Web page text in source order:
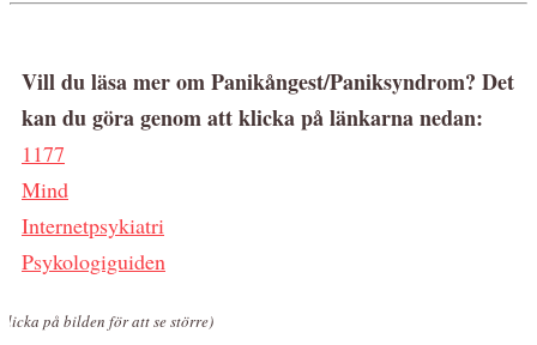
Vill du läsa mer om Panikångest/Paniksyndrom? Det
kan du göra genom att klicka på länkarna nedan:
1177
Mind
Internetpsykiatri
Psykologiguiden
på bilden för att se större)